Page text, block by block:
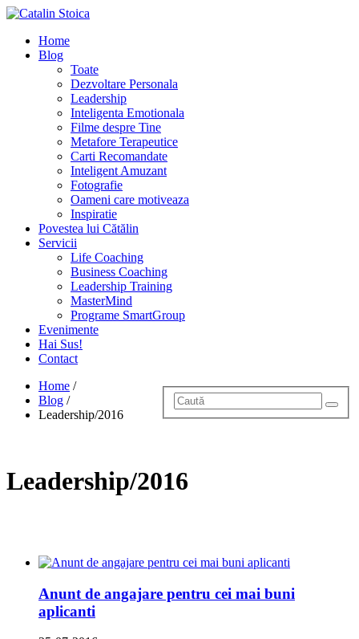
Home
Blog
Toate
Dezvoltare Personala
Leadership
Inteligenta Emotionala
Filme despre Tine
Metafore Terapeutice
Carti Recomandate
Inteligent Amuzant
Fotografie
Oameni care motiveaza
Inspiratie
Povestea lui Cătălin
Servicii
Life Coaching
Business Coaching
Leadership Training
MasterMind
Programe SmartGroup
Evenimente
Hai Sus!
Contact
Home /
Blog /
Leadership/2016
Leadership/2016
Anunt de angajare pentru cei mai buni
aplicanti